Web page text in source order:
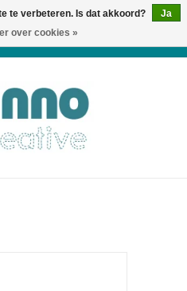
te verbeteren. Is dat akkoord?
Ja
over cookies »